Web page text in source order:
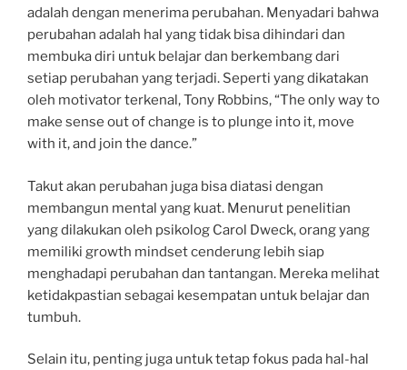
adalah dengan menerima perubahan. Menyadari bahwa
perubahan adalah hal yang tidak bisa dihindari dan
membuka diri untuk belajar dan berkembang dari
setiap perubahan yang terjadi. Seperti yang dikatakan
oleh motivator terkenal, Tony Robbins, “The only way to
make sense out of change is to plunge into it, move
with it, and join the dance.”
Takut akan perubahan juga bisa diatasi dengan
membangun mental yang kuat. Menurut penelitian
yang dilakukan oleh psikolog Carol Dweck, orang yang
memiliki growth mindset cenderung lebih siap
menghadapi perubahan dan tantangan. Mereka melihat
ketidakpastian sebagai kesempatan untuk belajar dan
tumbuh.
Selain itu, penting juga untuk tetap fokus pada hal-hal